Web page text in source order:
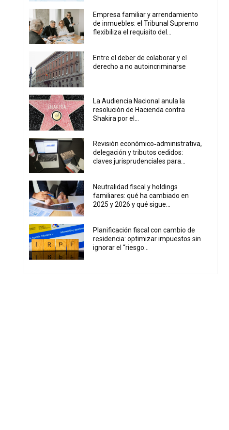
Empresa familiar y arrendamiento
de inmuebles: el Tribunal Supremo
flexibiliza el requisito del...
Entre el deber de colaborar y el
derecho a no autoincriminarse
La Audiencia Nacional anula la
resolución de Hacienda contra
Shakira por el...
Revisión económico‑administrativa,
delegación y tributos cedidos:
claves jurisprudenciales para...
Neutralidad fiscal y holdings
familiares: qué ha cambiado en
2025 y 2026 y qué sigue...
Planificación fiscal con cambio de
residencia: optimizar impuestos sin
ignorar el “riesgo...